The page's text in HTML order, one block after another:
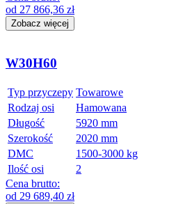
od 27 866,36 zł
Zobacz więcej
W30H60
Typ przyczepy Towarowe
Rodzaj osi
Hamowana
Długość
5920 mm
Szerokość
2020 mm
DMC
1500-3000 kg
Ilość osi
2
Cena brutto:
od 29 689,40 zł